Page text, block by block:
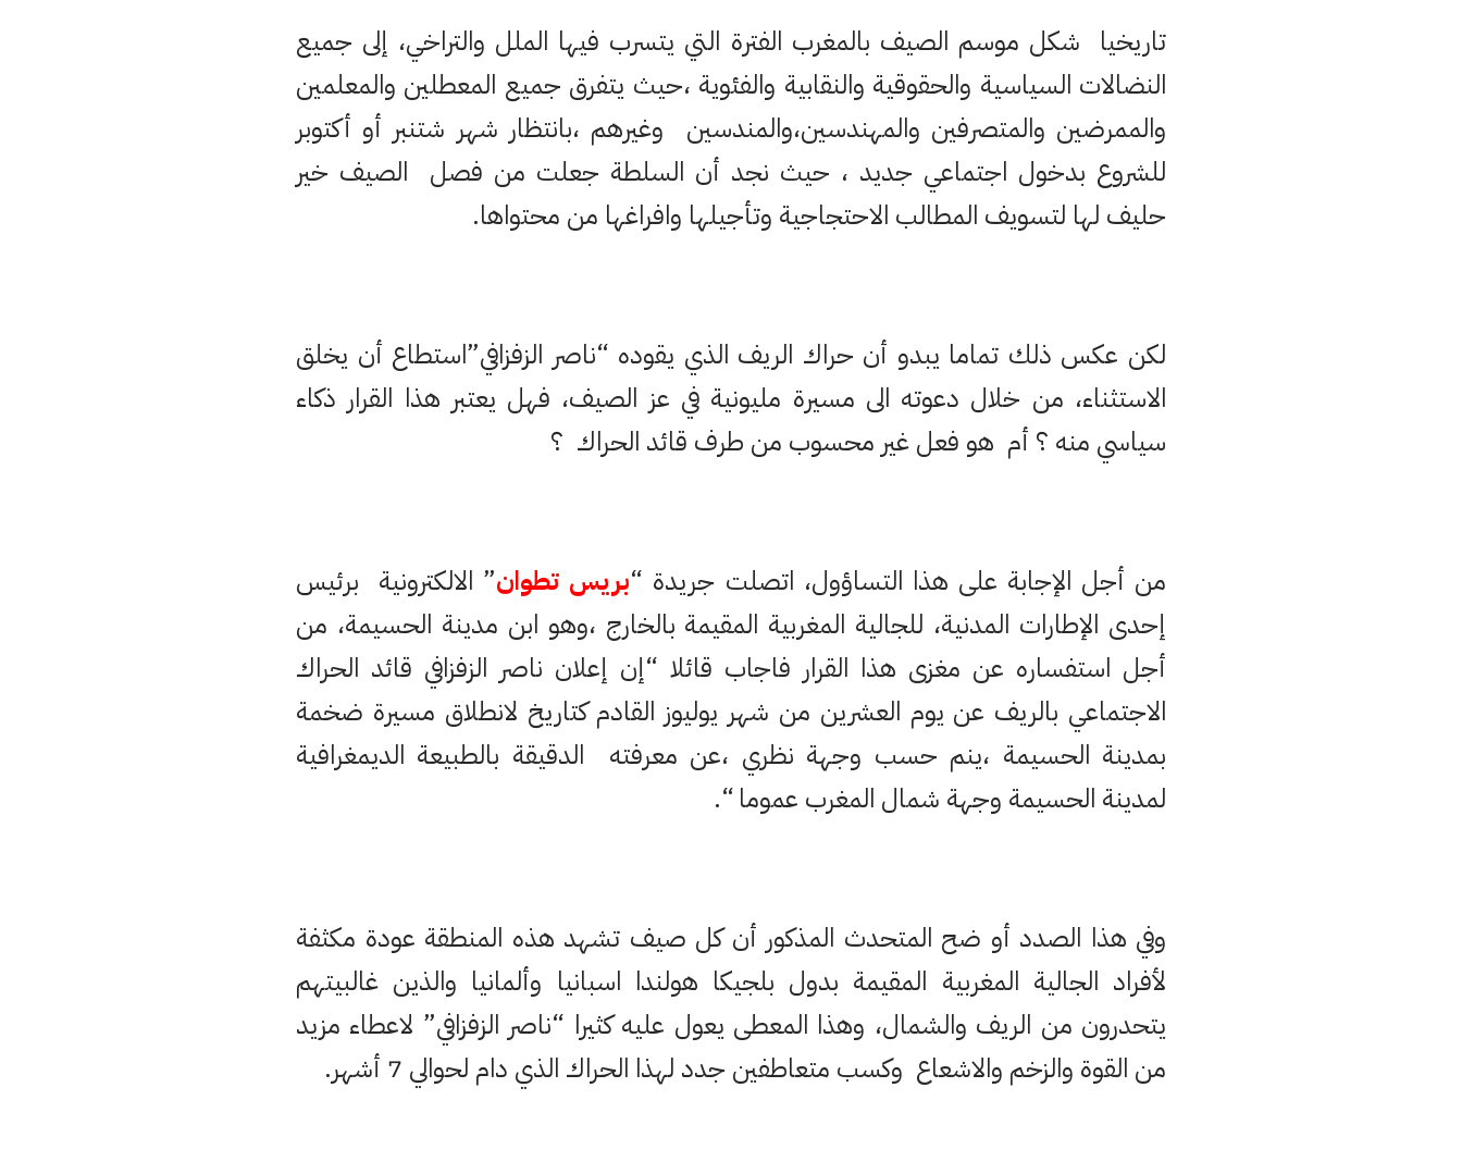
تاريخيا شكل موسم الصيف بالمغرب الفترة التي يتسرب فيها الملل والتراخي، إلى جميع
النضالات السياسية والحقوقية والنقابية والفئوية ،حيث يتفرق جميع المعطلين والمعلمين
والممرضين والمتصرفين والمهندسين،والمندسين وغيرهم ،بانتظار شهر شتنبر أو أكتوبر
للشروع بدخول اجتماعي جديد ، حيث نجد أن السلطة جعلت من فصل الصيف خير
حليف لها لتسويف المطالب الاحتجاجية وتأجيلها وافراغها من محتواها.
لكن عكس ذلك تماما يبدو أن حراك الريف الذي يقوده “ناصر الزفزافي”استطاع أن يخلق
الاستثناء، من خلال دعوته الى مسيرة مليونية في عز الصيف، فهل يعتبر هذا القرار ذكاء
سياسي منه ؟ أم هو فعل غير محسوب من طرف قائد الحراك ؟
من أجل الإجابة على هذا التساؤول، اتصلت جريدة “بريس تطوان” الالكترونية برئيس
إحدى الإطارات المدنية، للجالية المغربية المقيمة بالخارج ،وهو ابن مدينة الحسيمة، من
أجل استفساره عن مغزى هذا القرار فاجاب قائلا “إن إعلان ناصر الزفزافي قائد الحراك
الاجتماعي بالريف عن يوم العشرين من شهر يوليوز القادم كتاريخ لانطلاق مسيرة ضخمة
بمدينة الحسيمة ،ينم حسب وجهة نظري ،عن معرفته الدقيقة بالطبيعة الديمغرافية
لمدينة الحسيمة وجهة شمال المغرب عموما “.
وفي هذا الصدد أو ضح المتحدث المذكور أن كل صيف تشهد هذه المنطقة عودة مكثفة
لأفراد الجالية المغربية المقيمة بدول بلجيكا هولندا اسبانيا وألمانيا والذين غالبيتهم
يتحدرون من الريف والشمال، وهذا المعطى يعول عليه كثيرا “ناصر الزفزافي” لاعطاء مزيد
من القوة والزخم والاشعاع وكسب متعاطفين جدد لهذا الحراك الذي دام لحوالي 7 أشهر.